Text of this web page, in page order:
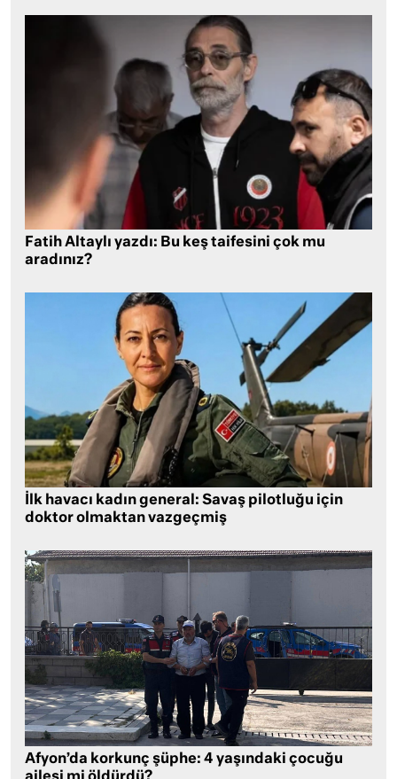
Fatih Altaylı yazdı: Bu keş taifesini çok mu
aradınız?
İlk havacı kadın general: Savaş pilotluğu için
doktor olmaktan vazgeçmiş
Afyon’da korkunç şüphe: 4 yaşındaki çocuğu